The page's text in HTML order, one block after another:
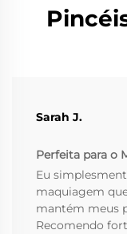
Sarah J.
Perfeita para o
Eu
maquiagem
mantém meus
Recomendo